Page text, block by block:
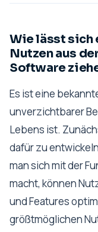
Wie lässt
Nutzen aus
Software
Es ist eine
unverzichtbarer
Lebens ist.
dafür zu
man sich mit der
macht, können
und Features
größtmöglichen